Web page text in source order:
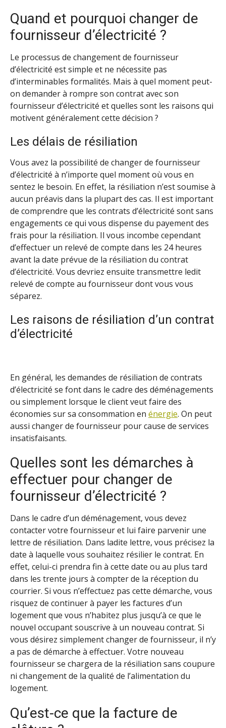
Quand et pourquoi changer de
fournisseur d’électricité ?
Le processus de changement de fournisseur
d’électricité est simple et ne nécessite pas
d’interminables formalités. Mais à quel moment peut-
on demander à rompre son contrat avec son
fournisseur d’électricité et quelles sont les raisons qui
motivent généralement cette décision ?
Les délais de résiliation
Vous avez la possibilité de changer de fournisseur
d’électricité à n’importe quel moment où vous en
sentez le besoin. En effet, la résiliation n’est soumise à
aucun préavis dans la plupart des cas. Il est important
de comprendre que les contrats d’électricité sont sans
engagements ce qui vous dispense du payement des
frais pour la résiliation. Il vous incombe cependant
d’effectuer un relevé de compte dans les 24 heures
avant la date prévue de la résiliation du contrat
d’électricité. Vous devriez ensuite transmettre ledit
relevé de compte au fournisseur dont vous vous
séparez.
Les raisons de résiliation d’un contrat
d’électricité
En général, les demandes de résiliation de contrats
d’électricité se font dans le cadre des déménagements
ou simplement lorsque le client veut faire des
économies sur sa consommation en énergie. On peut
aussi changer de fournisseur pour cause de services
insatisfaisants.
Quelles sont les démarches à
effectuer pour changer de
fournisseur d’électricité ?
Dans le cadre d’un déménagement, vous devez
contacter votre fournisseur et lui faire parvenir une
lettre de résiliation. Dans ladite lettre, vous précisez la
date à laquelle vous souhaitez résilier le contrat. En
effet, celui-ci prendra fin à cette date ou au plus tard
dans les trente jours à compter de la réception du
courrier. Si vous n’effectuez pas cette démarche, vous
risquez de continuer à payer les factures d’un
logement que vous n’habitez plus jusqu’à ce que le
nouvel occupant souscrive à un nouveau contrat. Si
vous désirez simplement changer de fournisseur, il n’y
a pas de démarche à effectuer. Votre nouveau
fournisseur se chargera de la résiliation sans coupure
ni changement de la qualité de l’alimentation du
logement.
Qu’est-ce que la facture de